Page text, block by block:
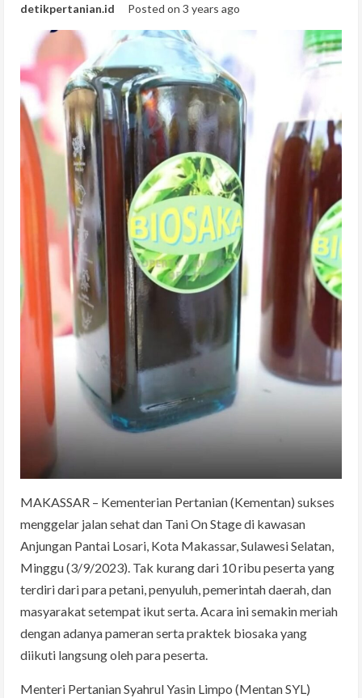
detikpertanian.id Posted on 3 years ago
MAKASSAR – Kementerian Pertanian (Kementan) sukses
menggelar jalan sehat dan Tani On Stage di kawasan
Anjungan Pantai Losari, Kota Makassar, Sulawesi Selatan,
Minggu (3/9/2023). Tak kurang dari 10 ribu peserta yang
terdiri dari para petani, penyuluh, pemerintah daerah, dan
masyarakat setempat ikut serta. Acara ini semakin meriah
dengan adanya pameran serta praktek biosaka yang
diikuti langsung oleh para peserta.
Menteri Pertanian Syahrul Yasin Limpo (Mentan SYL)